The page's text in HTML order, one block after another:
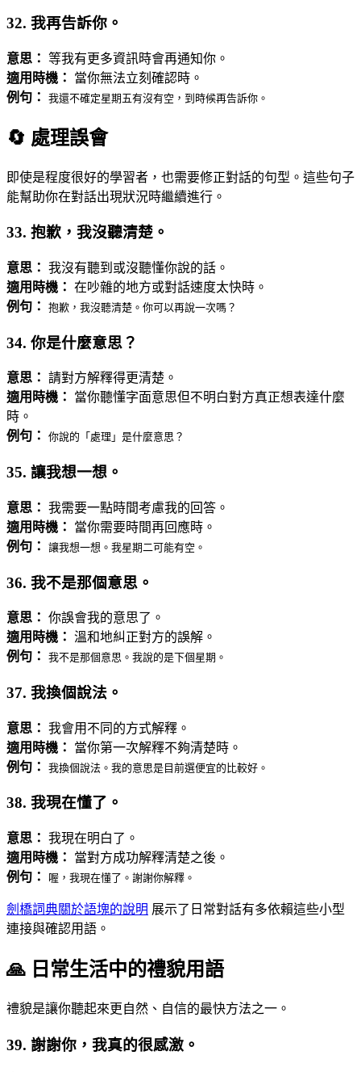
32. 我再告訴你。
意思： 等我有更多資訊時會再通知你。
適用時機：
當你無法立刻確認時。
例句：
我還不確定星期五有沒有空，到時候再告訴你。
🔄 處理誤會
即使是程度很好的學習者，也需要修正對話的句型。這些句子
能幫助你在對話出現狀況時繼續進行。
33. 抱歉，我沒聽清楚。
意思： 我沒有聽到或沒聽懂你說的話。
適用時機： 在吵雜的地方或對話速度太快時。
例句：
抱歉，我沒聽清楚。你可以再說一次嗎？
34. 你是什麼意思？
意思： 請對方解釋得更清楚。
適用時機：
當你聽懂字面意思但不明白對方真正想表達什麼
時。
例句：
你說的「處理」是什麼意思？
35. 讓我想一想。
意思： 我需要一點時間考慮我的回答。
適用時機：
當你需要時間再回應時。
例句：
讓我想一想。我星期二可能有空。
36. 我不是那個意思。
意思： 你誤會我的意思了。
適用時機： 溫和地糾正對方的誤解。
例句：
我不是那個意思。我說的是下個星期。
37. 我換個說法。
意思： 我會用不同的方式解釋。
適用時機：
當你第一次解釋不夠清楚時。
例句：
我換個說法。我的意思是目前選便宜的比較好。
38. 我現在懂了。
意思： 我現在明白了。
適用時機：
當對方成功解釋清楚之後。
例句：
喔，我現在懂了。謝謝你解釋。
劍橋詞典關於語塊的說明 展示了日常對話有多依賴這些小型
連接與確認用語。
🙏 日常生活中的禮貌用語
禮貌是讓你聽起來更自然、自信的最快方法之一。
39. 謝謝你，我真的很感激。